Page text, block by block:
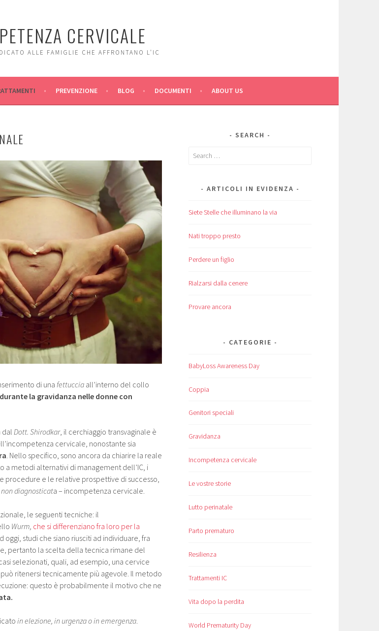
CERVICALE
ALLE FAMIGLIE CHE AFFRONTANO L'IC
PREVENZIONE BLOG DOCUMENTI ABOUT US
di una fettuccia all’interno del collo
la gravidanza nelle donne con
dal Dott. Shirodkar, il cerchiaggio transvaginale è
cervicale, nonostante sia
. Nello specifico, sono ancora da chiarire la reale
metodi alternativi di management dell’IC, i
procedure e le relative prospettive di successo,
non diagnosticata – incompetenza cervicale.
le seguenti tecniche: il
Wurm, che si differenziano fra loro per la
oggi, studi che siano riusciti ad individuare, fra
pertanto la scelta della tecnica rimane del
selezionati, quali, ad esempio, una cervice
ritenersi tecnicamente più agevole. Il metodo
questo è probabilmente il motivo che ne
in elezione, in urgenza o in emergenza.
SEARCH
Search
ARTICOLI IN EVIDENZA
Siete Stelle che illuminano la via
Nati troppo presto
Perdere un figlio
Rialzarsi dalla cenere
Provare ancora
CATEGORIE
BabyLoss Awareness Day
Coppia
Genitori speciali
Gravidanza
Incompetenza cervicale
Le vostre storie
Lutto perinatale
Parto prematuro
Resilienza
Trattamenti IC
Vita dopo la perdita
World Prematurity Day